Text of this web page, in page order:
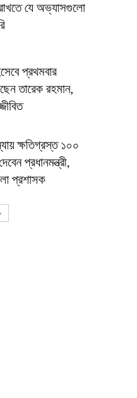
যে অভ্যাসগুলো
প্রথমবার
তারেক রহমান,
ক্ষতিগ্রস্ত ১০০
প্রধানমন্ত্রী,
প্রশাসক